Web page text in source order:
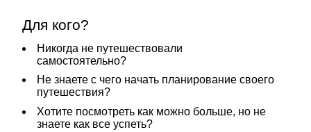
Для кого?
Никогда не путешествовали
самостоятельно?
Не знаете с чего начать планирование своего
путешествия?
Хотите посмотреть как можно больше, но не
знаете как все успеть?